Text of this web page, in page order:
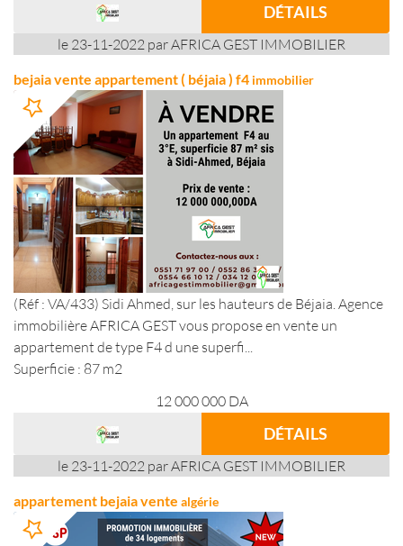
DÉTAILS
le 23-11-2022 par AFRICA GEST IMMOBILIER
bejaia vente appartement ( béjaia ) f4 immobilier
(Réf : VA/433) Sidi Ahmed, sur les hauteurs de Béjaia. Agence
immobilière AFRICA GEST vous propose en vente un
appartement de type F4 d une superfi...
Superficie : 87 m2
12 000 000 DA
DÉTAILS
le 23-11-2022 par AFRICA GEST IMMOBILIER
appartement bejaia vente algérie